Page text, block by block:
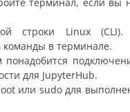
терминал, если вы
строки Linux (CLI).
команды в терминале.
для JupyterHub.
или sudo для